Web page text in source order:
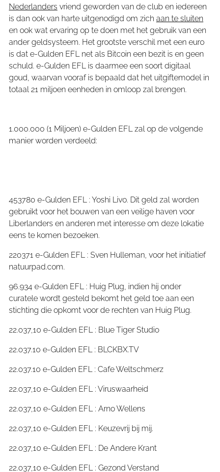
Nederlanders vriend geworden van de club en iedereen
is dan ook van harte uitgenodigd om zich aan te sluiten
en ook wat ervaring op te doen met het gebruik van een
ander geldsysteem. Het grootste verschil met een euro
is dat e-Gulden EFL net als Bitcoin een bezit is en geen
schuld. e-Gulden EFL is daarmee een soort digitaal
goud, waarvan vooraf is bepaald dat het uitgiftemodel in
totaal 21 miljoen eenheden in omloop zal brengen.
1.000.000 (1 Miljoen) e-Gulden EFL zal op de volgende
manier worden verdeeld:
453780 e-Gulden EFL : Yoshi Livo. Dit geld zal worden
gebruikt voor het bouwen van een veilige haven voor
Liberlanders en anderen met interesse om deze lokatie
eens te komen bezoeken.
220371 e-Gulden EFL : Sven Hulleman, voor het initiatief
natuurpad.com.
96.934 e-Gulden EFL : Huig Plug, indien hij onder
curatele wordt gesteld bekomt het geld toe aan een
stichting die opkomt voor de rechten van Huig Plug.
22.037,10 e-Gulden EFL : Blue Tiger Studio
22.037.10 e-Gulden EFL : BLCKBX.TV
22.037.10 e-Gulden EFL : Cafe Weltschmerz
22.037,10 e-Gulden EFL : Viruswaarheid
22.037,10 e-Gulden EFL : Arno Wellens
22.037,10 e-Gulden EFL : Keuzevrij bij mij.
22.037,10 e-Gulden EFL : De Andere Krant
22.037,10 e-Gulden EFL : Gezond Verstand